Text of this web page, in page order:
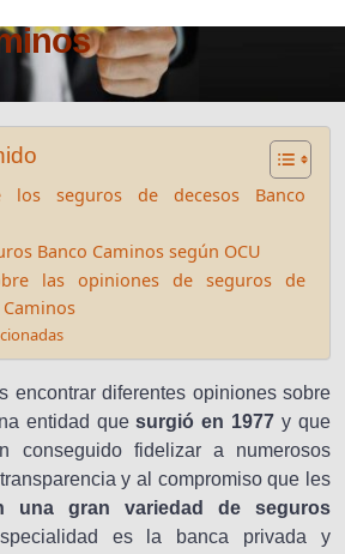
los seguros de decesos Banco
Banco Caminos según OCU
las opiniones de seguros de
encontrar diferentes opiniones sobre
entidad quesurgió en 1977 y que
conseguido fidelizar a numerosos
y al compromiso que les
una gran variedad de seguros
es la banca privada y